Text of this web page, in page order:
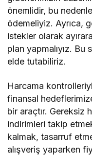
önemlidir, bu nedenle
ödemeliyiz. Ayrıca,
istekler olarak
plan yapmalıyız. Bu
elde tutabiliriz.
Harcama
finansal
bir araçtır. Gereksiz
indirimleri takip
kalmak, tasarruf
alışveriş yaparken